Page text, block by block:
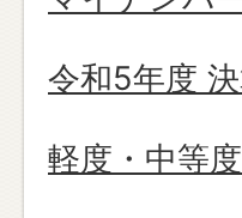
令和5年度
軽度・中等